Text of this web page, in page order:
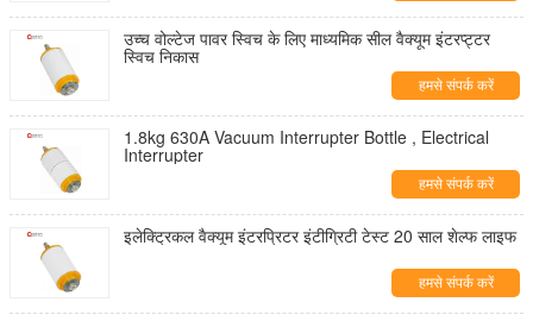
उच्च वोल्टेज पावर स्विच के लिए माध्यमिक सील वैक्यूम इंटरप्ट्टर
स्विच निकास
हमसे संपर्क करें
1.8kg 630A Vacuum Interrupter Bottle , Electrical
Interrupter
हमसे संपर्क करें
इलेक्ट्रिकल वैक्यूम इंटरप्रिटर इंटीग्रिटी टेस्ट 20 साल शेल्फ लाइफ
हमसे संपर्क करें